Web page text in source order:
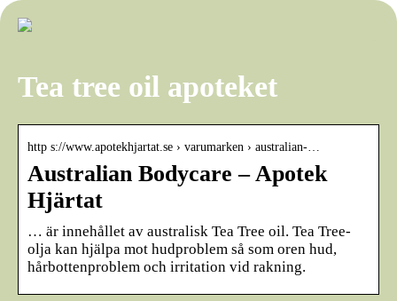
Tea tree oil apoteket
http s://www.apotekhjartat.se › varumarken › australian-…
Australian Bodycare – Apotek
Hjärtat
… är innehållet av australisk Tea Tree oil. Tea Tree-
olja kan hjälpa mot hudproblem så som oren hud,
hårbottenproblem och irritation vid rakning.